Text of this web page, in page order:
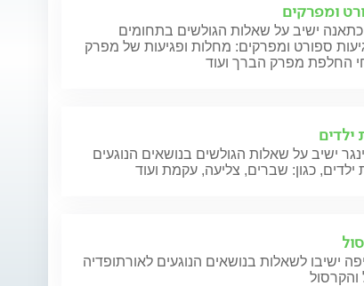
ומפרקים
ישיב על שאלות הגולשים בתחומים
ספורט ומפרקים: מחלות ופגיעות של מפרק
החלפת מפרק הברך ועוד
ילדים
ישיב על שאלות הגולשים בנושאים הנוגעים
ילדים, כגון: שברים, צליעה, עקמת ועוד
ישיבו לשאלות בנושאים הנוגעים לאורתופדיה